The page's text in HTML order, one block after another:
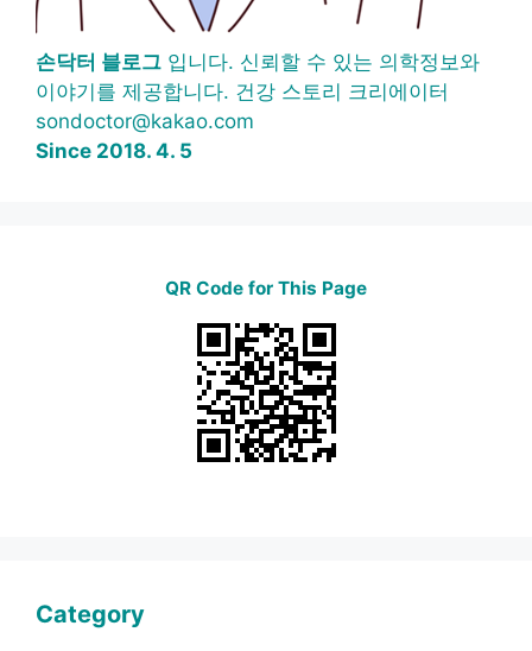
손닥터 블로그 입니다. 신뢰할 수 있는 의학정보와
이야기를 제공합니다. 건강 스토리 크리에이터
sondoctor@kakao.com
Since 2018. 4. 5
QR Code for This Page
Category